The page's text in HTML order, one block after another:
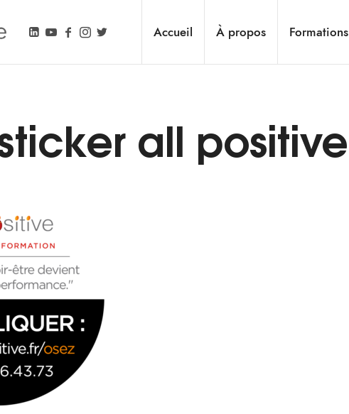
Accueil À propos Formations
all positive